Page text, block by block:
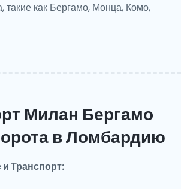
такие как Бергамо, Монца, Комо,
Милан Бергамо
в Ломбардию
Транспорт: